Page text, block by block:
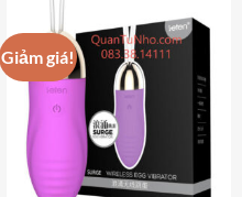
Giảm giá!